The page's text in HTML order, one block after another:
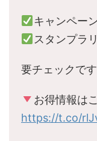
キャンペー
スタンプラ
要チェックです
お得情報は
https://t.co/